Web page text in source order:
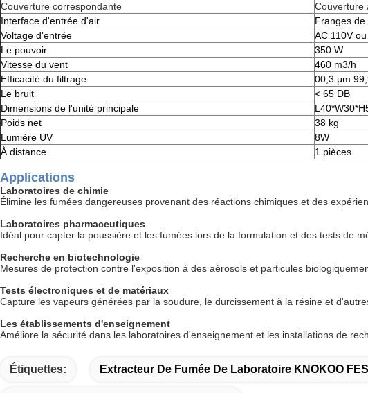
Couverture correspondante
Couverture
Interface d'entrée d'air
Franges de
Voltage d'entrée
AC 110V
Le pouvoir
350 W
Vitesse du vent
460 m3/h
Efficacité du filtrage
00,3 μm
Le bruit
< 65 DB
Dimensions de l'unité principale
Poids net
38 kg
Lumière UV
8W
À distance
1 pièces
Applications
Laboratoires de chimie
Élimine les fumées dangereuses provenant des réactions chimiques et des
Laboratoires pharmaceutiques
Idéal pour capter la poussière et les fumées lors de la formulation et des tests de
Recherche en biotechnologie
Mesures de protection contre l'exposition à des aérosols et particules
Tests électroniques et de matériaux
Capture les vapeurs générées par la soudure, le durcissement à la résine et
Les établissements d'enseignement
Améliore la sécurité dans les laboratoires d'enseignement et les installations de
Étiquettes: Extracteur De Fumée De Laboratoire KNOKOO